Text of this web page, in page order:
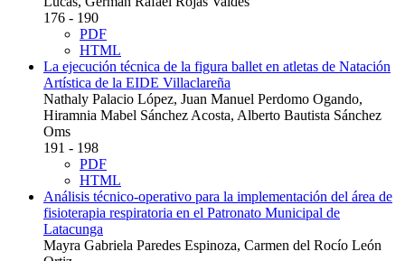
176 - 190
PDF
HTML
La ejecución técnica de la figura ballet en atletas de Natación
Artística de la EIDE Villaclareña
Nathaly Palacio López, Juan Manuel Perdomo Ogando,
Hiramnia Mabel Sánchez Acosta, Alberto Bautista Sánchez
Oms
191 - 198
PDF
HTML
Análisis técnico-operativo para la implementación del área de
fisioterapia respiratoria en el Patronato Municipal de
Latacunga
Mayra Gabriela Paredes Espinoza, Carmen del Rocío León